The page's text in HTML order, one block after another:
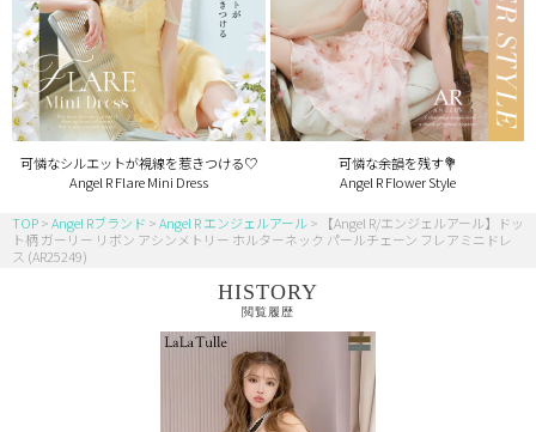
可憐なシルエットが視線を惹きつける♡
Angel R Flare Mini Dress
可憐な余韻を残す💐
Angel R Flower Style
TOP Angel Rブランド Angel R エンジェルアール
【Angel R/エンジェルアール】ドッ
ト柄 ガーリー リボン アシンメトリー ホルターネック パールチェーン フレアミニドレ
ス (AR25249)
HISTORY
閲覧履歴